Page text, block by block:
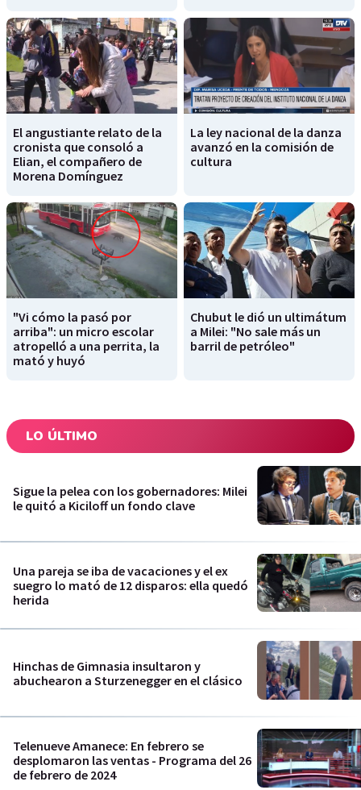
El angustiante relato de la
cronista que consoló a
Elian, el compañero de
Morena Domínguez
La ley nacional de la danza
avanzó en la comisión de
cultura
"Vi cómo la pasó por
arriba": un micro escolar
atropelló a una perrita, la
mató y huyó
Chubut le dió un ultimátum
a Milei: "No sale más un
barril de petróleo"
LO ÚLTIMO
Sigue la pelea con los gobernadores: Milei
le quitó a Kiciloff un fondo clave
Una pareja se iba de vacaciones y el ex
suegro lo mató de 12 disparos: ella quedó
herida
Hinchas de Gimnasia insultaron y
abuchearon a Sturzenegger en el clásico
Telenueve Amanece: En febrero se
desplomaron las ventas - Programa del 26
de febrero de 2024